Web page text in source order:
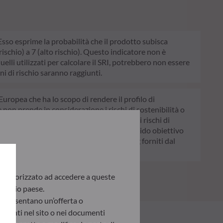
esprime la probabilità che il prodotto subisca
a 7 (alto rischio). Questo indicatore non è
utilizzati per calcolare il SRI, potrebbero non essere
di rischio saranno raggiunti.
che ha lo scopo di rendere il profilo di
prende in considerazione i rischi di sostenibilità o
Articolo 8: Il team di gestione affronta i rischi di
9: Il team di gestione persegue un rigido obiettivo
di sostenibilità avvalendosi dei rating forniti dal
ad accedere a queste
paese.
un’offerta o
nel sito o nei documenti